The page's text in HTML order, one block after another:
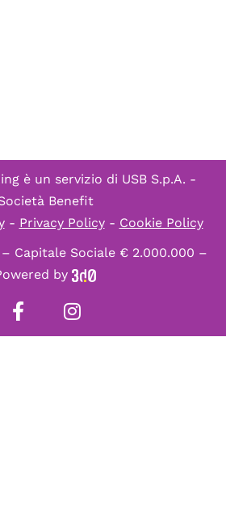
è un servizio di USB S.p.A. -
Benefit
- Privacy Policy- Cookie Policy
– Capitale Sociale € 2.000.000 –
by